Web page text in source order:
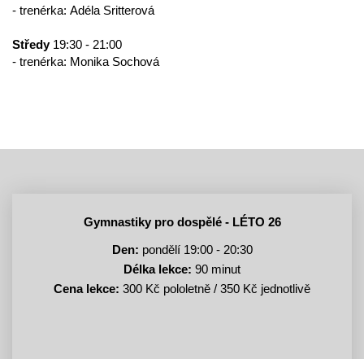
- trenérka: Adéla Sritterová
Středy 19:30 - 21:00
- trenérka: Monika Sochová
Gymnastiky pro dospělé - LÉTO 26
Den: pondělí 19:00 - 20:30
Délka lekce: 90 minut
Cena lekce: 300 Kč pololetně / 350 Kč jednotlivě